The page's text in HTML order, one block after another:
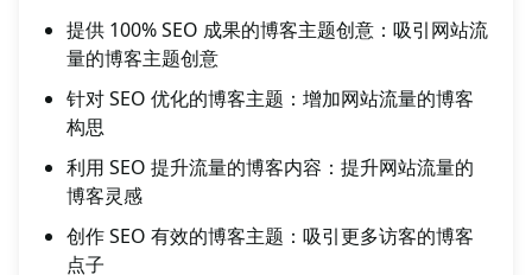
提供 100% SEO 成果的博客主题创意：吸引网站流
量的博客主题创意
针对 SEO 优化的博客主题：增加网站流量的博客
构思
利用 SEO 提升流量的博客内容：提升网站流量的
博客灵感
创作 SEO 有效的博客主题：吸引更多访客的博客
点子